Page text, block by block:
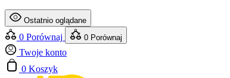
Ostatnio oglądane
0 Porównaj 0 Porównaj
Twoje konto
0 Koszyk